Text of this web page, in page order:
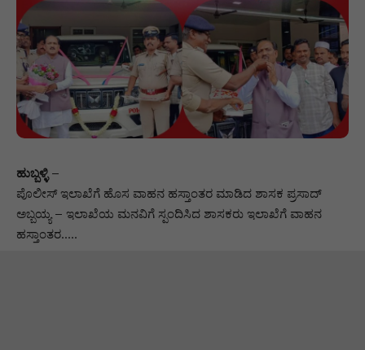
ಹುಬ್ಬಳ್ಳಿ–
ಪೊಲೀಸ್ ಇಲಾಖೆಗೆ ಹೊಸ ವಾಹನ ಹಸ್ತಾಂತರ ಮಾಡಿದ ಶಾಸಕ ಪ್ರಸಾದ್
ಅಬ್ಬಯ್ಯ – ಇಲಾಖೆಯ ಮನವಿಗೆ ಸ್ಪಂದಿಸಿದ ಶಾಸಕರು ಇಲಾಖೆಗೆ ವಾಹನ
ಹಸ್ತಾಂತರ…..